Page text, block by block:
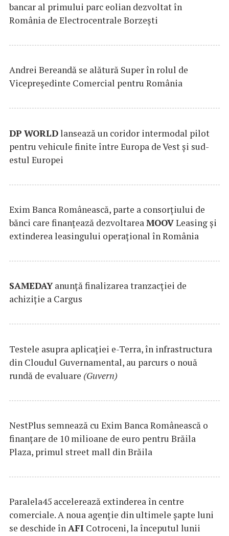
bancar al primului parc eolian dezvoltat în
România de Electrocentrale Borzești
Andrei Bereandă se alătură Super în rolul de
Vicepreședinte Comercial pentru România
DP WORLDlansează un coridor intermodal pilot
pentru vehicule finite între Europa de Vest și sud-
estul Europei
Exim Banca Românească, parte a consorțiului de
bănci care finanțează dezvoltareaMOOVLeasing și
extinderea leasingului operațional în România
SAMEDAYanunță finalizarea tranzacției de
achiziție a Cargus
Testele asupra aplicaţiei e-Terra, în infrastructura
din Cloudul Guvernamental, au parcurs o nouă
rundă de evaluare (Guvern)
NestPlus semnează cu Exim Banca Românească o
finanțare de 10 milioane de euro pentru Brăila
Plaza, primul street mall din Brăila
Paralela45 accelerează extinderea în centre
comerciale. A noua agenție din ultimele șapte luni
se deschide înAFI Cotroceni, la începutul lunii